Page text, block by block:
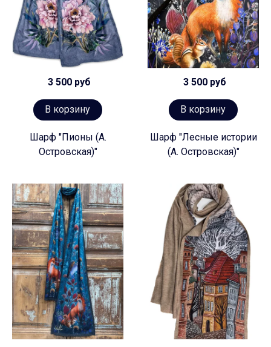
3 500 руб
В корзину
Шарф "Пионы (А.
Островская)"
3 500 руб
В корзину
Шарф "Лесные истории
(А. Островская)"